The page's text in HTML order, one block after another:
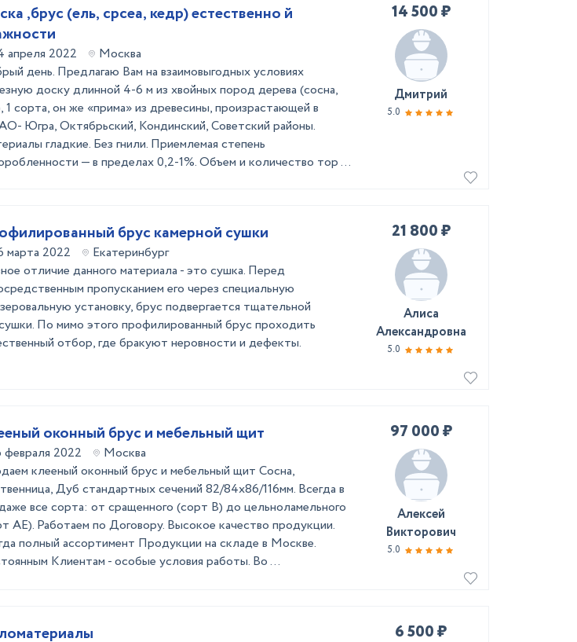
,брус (ель, срсеа, кедр) естественно й
апреля 2022
Москва
день. Предлагаю Вам на взаимовыгодных условиях
доску длинной 4-6 м из хвойных пород дерева (сосна,
1 сорта, он же «прима» из древесины, произрастающей в
Югра, Октябрьский, Кондинский, Советский районы.
гладкие. Без гнили. Приемлемая степень
— в пределах 0,2-1%. Объем и количество тор ...
14 500 ₽
Дмитрий
5.0
брус камерной сушки
марта 2022
Екатеринбург
отличие данного материала - это сушка. Перед
пропусканием его через специальную
установку, брус подвергается тщательной
По мимо этого профилированный брус проходить
отбор, где бракуют неровности и дефекты.
21 800 ₽
Алиса
Александровна
5.0
оконный брус и мебельный щит
февраля 2022
Москва
клееный оконный брус и мебельный щит Сосна,
Дуб стандартных сечений 82/84х86/116мм. Всегда в
все сорта: от сращенного (сорт В) до цельноламельного
АЕ). Работаем по Договору. Высокое качество продукции.
полный ассортимент Продукции на складе в Москве.
Клиентам - особые условия работы. Во ...
97 000 ₽
Алексей
Викторович
5.0
6 500 ₽